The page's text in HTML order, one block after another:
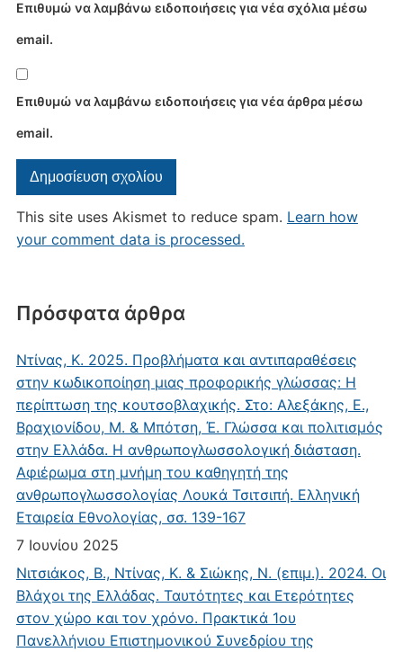
Πρόσφατα άρθρα
Ντίνας, Κ. 2025. Προβλήματα και αντιπαραθέσεις
στην κωδικοποίηση μιας προφορικής γλώσσας: Η
περίπτωση της κουτσοβλαχικής. Στο: Αλεξάκης, Ε.,
Βραχιονίδου, Μ. & Μπότση, Έ. Γλώσσα και πολιτισμός
στην Ελλάδα. Η ανθρωπογλωσσολογική διάσταση.
Αφιέρωμα στη μνήμη του καθηγητή της
ανθρωπογλωσσολογίας Λουκά Τσιτσιπή. Ελληνική
Εταιρεία Εθνολογίας, σσ. 139-167
7 Ιουνίου 2025
Νιτσιάκος, Β., Ντίνας, Κ. & Σιώκης, Ν. (επιμ.). 2024. Οι
Βλάχοι της Ελλάδας. Ταυτότητες και Ετερότητες
στον χώρο και τον χρόνο. Πρακτικά 1ου
Πανελλήνιου Επιστημονικού Συνεδρίου της
Επιθυμώ να λαμβάνω ειδοποιήσεις για νέα σχόλια μέσω
email.
Επιθυμώ να λαμβάνω ειδοποιήσεις για νέα άρθρα μέσω
email.
This site uses Akismet to reduce spam. Learn how
your comment data is processed.